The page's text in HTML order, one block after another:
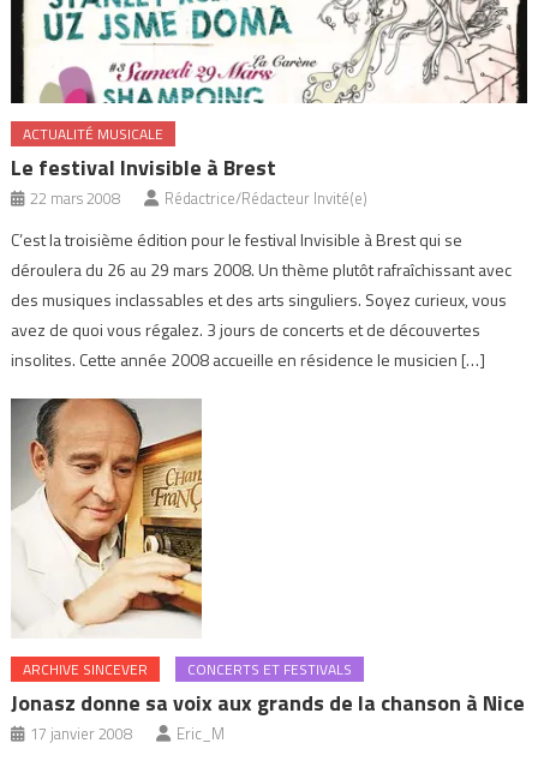
ACTUALITÉ MUSICALE
Le festival Invisible à Brest
22 mars 2008 Rédactrice/Rédacteur Invité(e)
C’est la troisième édition pour le festival Invisible à Brest qui se
déroulera du 26 au 29 mars 2008. Un thème plutôt rafraîchissant avec
des musiques inclassables et des arts singuliers. Soyez curieux, vous
avez de quoi vous régalez. 3 jours de concerts et de découvertes
insolites. Cette année 2008 accueille en résidence le musicien […]
ARCHIVE SINCEVER CONCERTS ET FESTIVALS
Jonasz donne sa voix aux grands de la chanson à Nice
17 janvier 2008 Eric_M